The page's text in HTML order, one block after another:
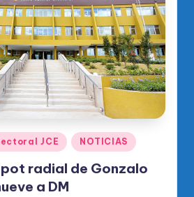
JCE NOTICIAS
radial de Gonzalo
a DM